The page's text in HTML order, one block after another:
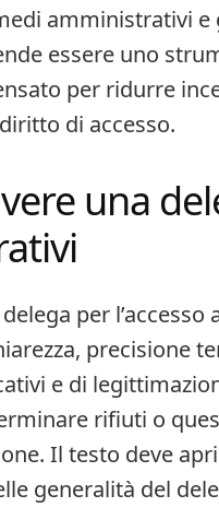
amministrativi
essere uno
per ridurre
di accesso.
una
per
precisione
e di
rifiuti o
Il testo deve
generalità del